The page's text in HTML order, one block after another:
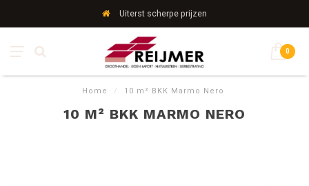
Uiterst scherpe prijzen
0
Home / 10 m² BKK Marmo Nero
10 M² BKK MARMO NERO